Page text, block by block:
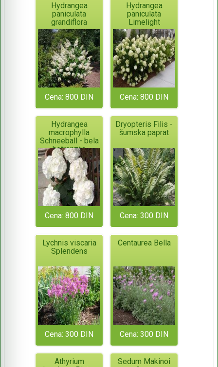
Hydrangea
paniculata
grandiflora
Cena: 800 DIN
Hydrangea
paniculata
Limelight
Cena: 800 DIN
Hydrangea
macrophylla
Schneeball - bela
hotrenzija
Cena: 800 DIN
Dryopteris Filis -
šumska paprat
Cena: 300 DIN
Lychnis viscaria
Splendens
Cena: 300 DIN
Centaurea Bella
Cena: 300 DIN
Athyrium
Sedum Makinoi